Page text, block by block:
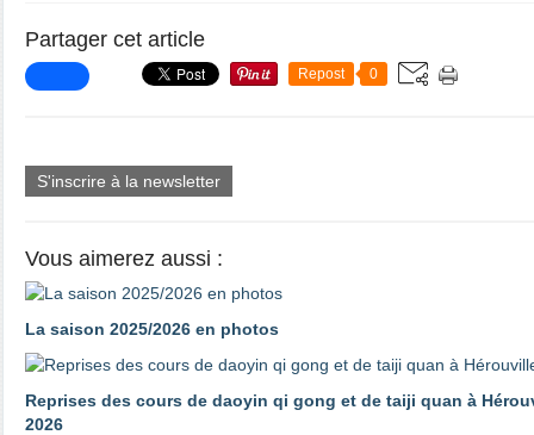
Partager cet article
Repost 0
S'inscrire à la newsletter
Vous aimerez aussi :
La saison 2025/2026 en photos
Reprises des cours de daoyin qi gong et de taiji quan à
2026